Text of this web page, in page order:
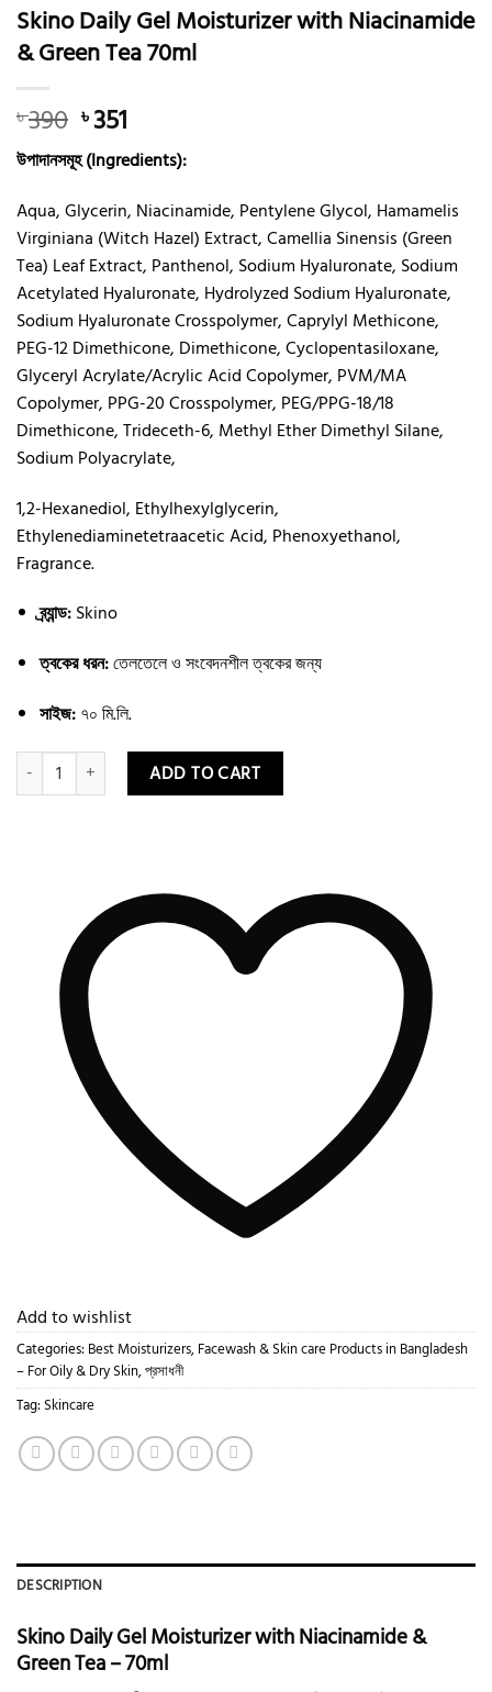
Skino Daily Gel Moisturizer with Niacinamide
& Green Tea 70ml
৳390 Original
price
was:
৳ 390.
৳351
price
is:
৳ 351.
উপাদানসমূহ (Ingredients):
Aqua, Glycerin, Niacinamide, Pentylene Glycol, Hamamelis
Virginiana (Witch Hazel) Extract, Camellia Sinensis (Green
Tea) Leaf Extract, Panthenol, Sodium Hyaluronate, Sodium
Acetylated Hyaluronate, Hydrolyzed Sodium Hyaluronate,
Sodium Hyaluronate Crosspolymer, Caprylyl Methicone,
PEG-12 Dimethicone, Dimethicone, Cyclopentasiloxane,
Glyceryl Acrylate/Acrylic Acid Copolymer, PVM/MA
Copolymer, PPG-20 Crosspolymer, PEG/PPG-18/18
Dimethicone, Trideceth-6, Methyl Ether Dimethyl Silane,
Sodium Polyacrylate,
1,2-Hexanediol, Ethylhexylglycerin,
Ethylenediaminetetraacetic Acid, Phenoxyethanol,
Fragrance.
ব্র্যান্ড:Skino
ত্বকের ধরন:তেলতেলে ও সংবেদনশীল ত্বকের জন্য
সাইজ:৭০ মি.লি.
Skino Daily Gel Moisturizer with Niacinamide & Green Tea 70ml quantity
ADD TO CART
Add to wishlist
Categories: Best Moisturizers, Facewash & Skin care Products in Bangladesh
– For Oily & Dry Skin,প্রসাধনী
Tag: Skincare
DESCRIPTION
Skino Daily Gel Moisturizer with Niacinamide &
Green Tea – 70ml